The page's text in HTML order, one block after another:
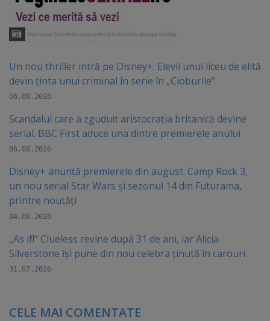
Un nou thriller intră pe Disney+. Elevii unui liceu de elită
devin ținta unui criminal în serie în „Cioburile”
06.08.2026
Scandalul care a zguduit aristocrația britanică devine
serial. BBC First aduce una dintre premierele anului
06.08.2026
Disney+ anunță premierele din august. Camp Rock 3,
un nou serial Star Wars și sezonul 14 din Futurama,
printre noutăți
04.08.2026
„As if!” Clueless revine după 31 de ani, iar Alicia
Silverstone își pune din nou celebra ținută în carouri
31.07.2026
CELE MAI COMENTATE